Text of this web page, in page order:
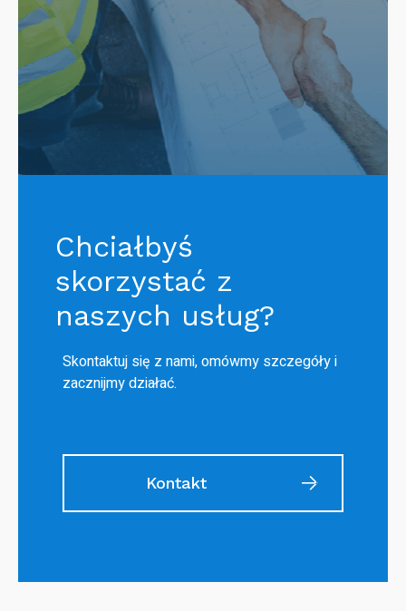
Chciałbyś
skorzystać z
naszych usług?
Skontaktuj się z nami, omówmy szczegóły i
zacznijmy działać.
Kontakt